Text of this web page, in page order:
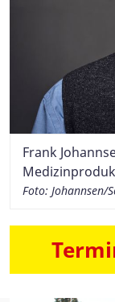
Frank
Foto: Johannsen/